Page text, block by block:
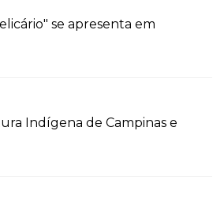
se apresenta em
Indígena de Campinas e